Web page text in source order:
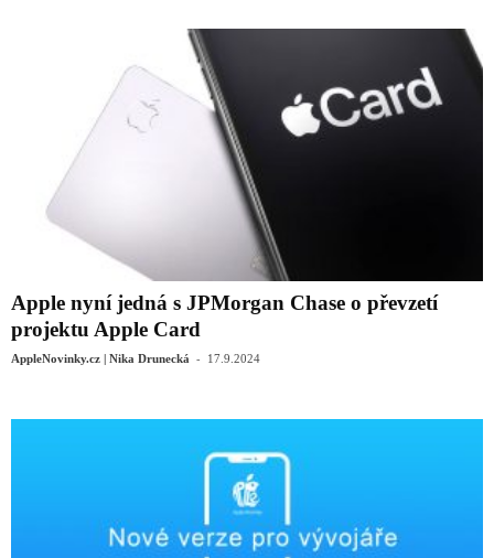
Apple nyní jedná s JPMorgan Chase o převzetí
projektu Apple Card
AppleNovinky.cz | Nika Drunecká - 17.9.2024